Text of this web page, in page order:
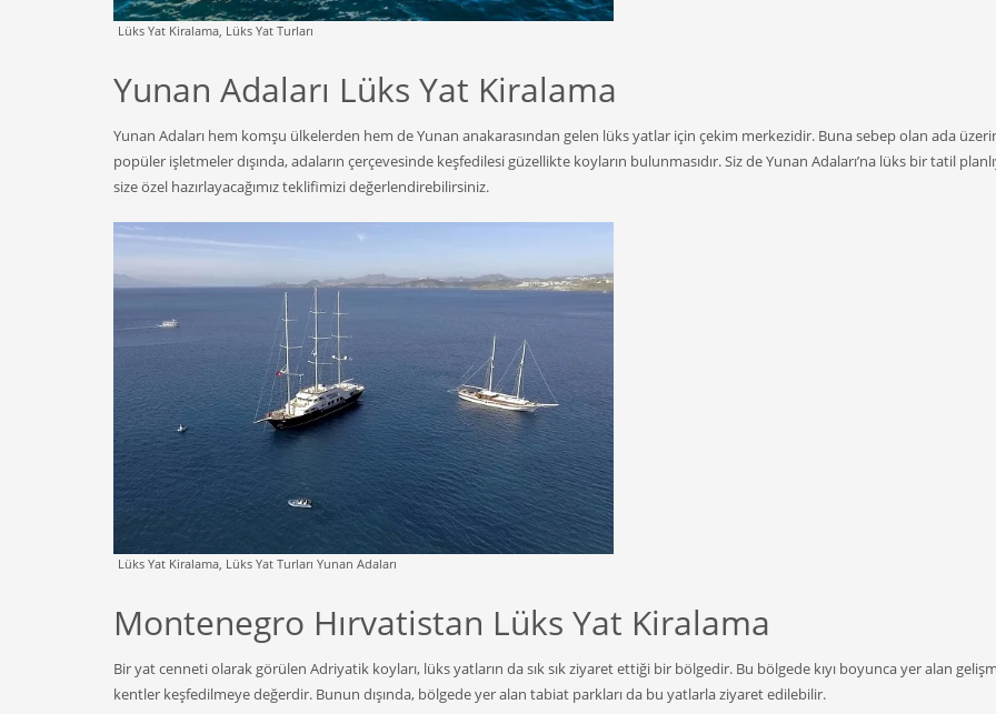
Lüks Yat Kiralama, Lüks Yat Turları
Yunan Adaları Lüks Yat Kiralama
Yunan Adaları hem komşu ülkelerden hem de Yunan anakarasından gelen lüks yatlar için çekim merkezidir. Buna sebep olan ada
popüler işletmeler dışında, adaların çerçevesinde keşfedilesi güzellikte koyların bulunmasıdır. Siz de Yunan Adaları’na lüks bir tatil
size özel hazırlayacağımız teklifimizi değerlendirebilirsiniz.
Lüks Yat Kiralama, Lüks Yat Turları Yunan Adaları
Montenegro Hırvatistan Lüks Yat Kiralama
Bir yat cenneti olarak görülen Adriyatik koyları, lüks yatların da sık sık ziyaret ettiği bir bölgedir. Bu bölgede kıyı boyunca yer alan
kentler keşfedilmeye değerdir. Bunun dışında, bölgede yer alan tabiat parkları da bu yatlarla ziyaret edilebilir.